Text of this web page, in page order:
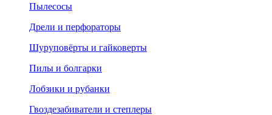
Пылесосы
Дрели и перфораторы
Шуруповёрты и гайковерты
Пилы и болгарки
Лобзики и рубанки
Гвоздезабиватели и степлеры